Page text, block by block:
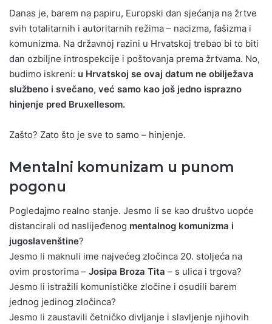
Danas je, barem na papiru, Europski dan sjećanja na žrtve
svih totalitarnih i autoritarnih režima – nacizma, fašizma i
komunizma. Na državnoj razini u Hrvatskoj trebao bi to biti
dan ozbiljne introspekcije i poštovanja prema žrtvama. No,
budimo iskreni: u Hrvatskoj se ovaj datum ne obilježava
službeno i svečano, već samo kao još jedno isprazno
hinjenje pred Bruxellesom.
Zašto? Zato što je sve to samo – hinjenje.
Mentalni komunizam u punom
pogonu
Pogledajmo realno stanje. Jesmo li se kao društvo uopće
distancirali od naslijeđenog mentalnog komunizma i
jugoslavenštine?
Jesmo li maknuli ime najvećeg zločinca 20. stoljeća na
ovim prostorima – Josipa Broza Tita – s ulica i trgova?
Jesmo li istražili komunističke zločine i osudili barem
jednog jedinog zločinca?
Jesmo li zaustavili četničko divljanje i slavljenje njihovih